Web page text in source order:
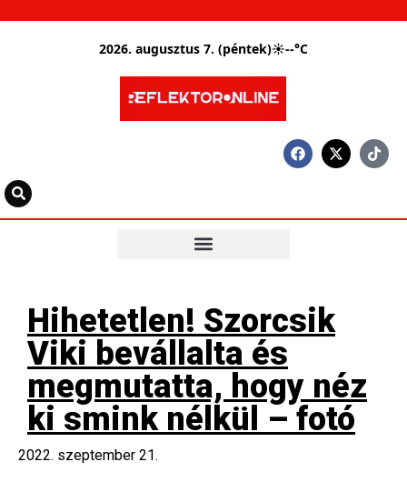
2026. augusztus 7. (péntek)☀--°C
Hihetetlen! Szorcsik
Viki bevállalta és
megmutatta, hogy néz
ki smink nélkül – fotó
2022. szeptember 21.